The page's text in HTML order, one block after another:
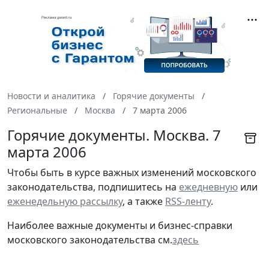
Новости и аналитика
Горячие документы
Региональные
Москва 7 марта 2006
Горячие документы. Москва. 7
марта 2006
Чтобы быть в курсе важных изменений московского
законодательства, подпишитесь на ежедневную или
еженедельную рассылку, а также RSS-ленту.
Наиболее важные документы и бизнес-справки
московского законодательства см.здесь